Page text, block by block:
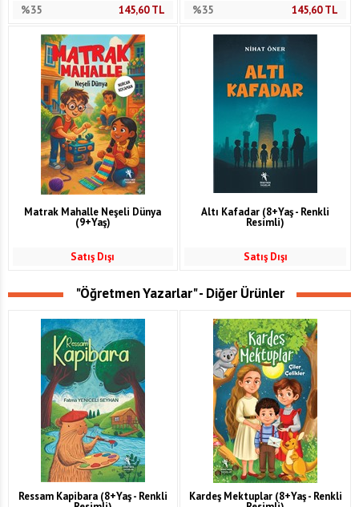
%35 145,60TL %35 145,60TL
Matrak Mahalle Neşeli Dünya
(9+Yaş)
Satış Dışı
Altı Kafadar (8+Yaş - Renkli
Resimli)
Satış Dışı
"Öğretmen Yazarlar" - Diğer Ürünler
Ressam Kapibara (8+Yaş - Renkli Kardeş Mektuplar (8+Yaş - Renkli